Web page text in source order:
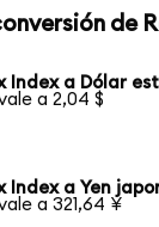
de
Index a Dólar
a 2,04 $
Index a Yen
a 321,64 ¥